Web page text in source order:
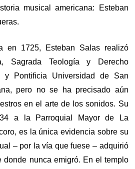
musical americana: Esteban
en 1725, Esteban Salas realizó
Sagrada Teología y Derecho
Pontificia Universidad de San
pero no se ha precisado aún
en el arte de los sonidos. Su
a la Parroquial Mayor de La
es la única evidencia sobre su
– por la vía que fuese – adquirió
donde nunca emigró. En el templo